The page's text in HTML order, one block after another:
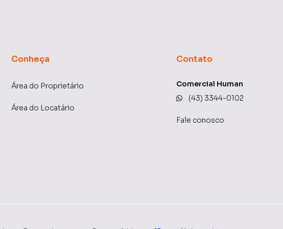
Conheça
Área do Proprietário
Área do Locatário
Contato
Comercial Human
(43) 3344-0102
Fale conosco